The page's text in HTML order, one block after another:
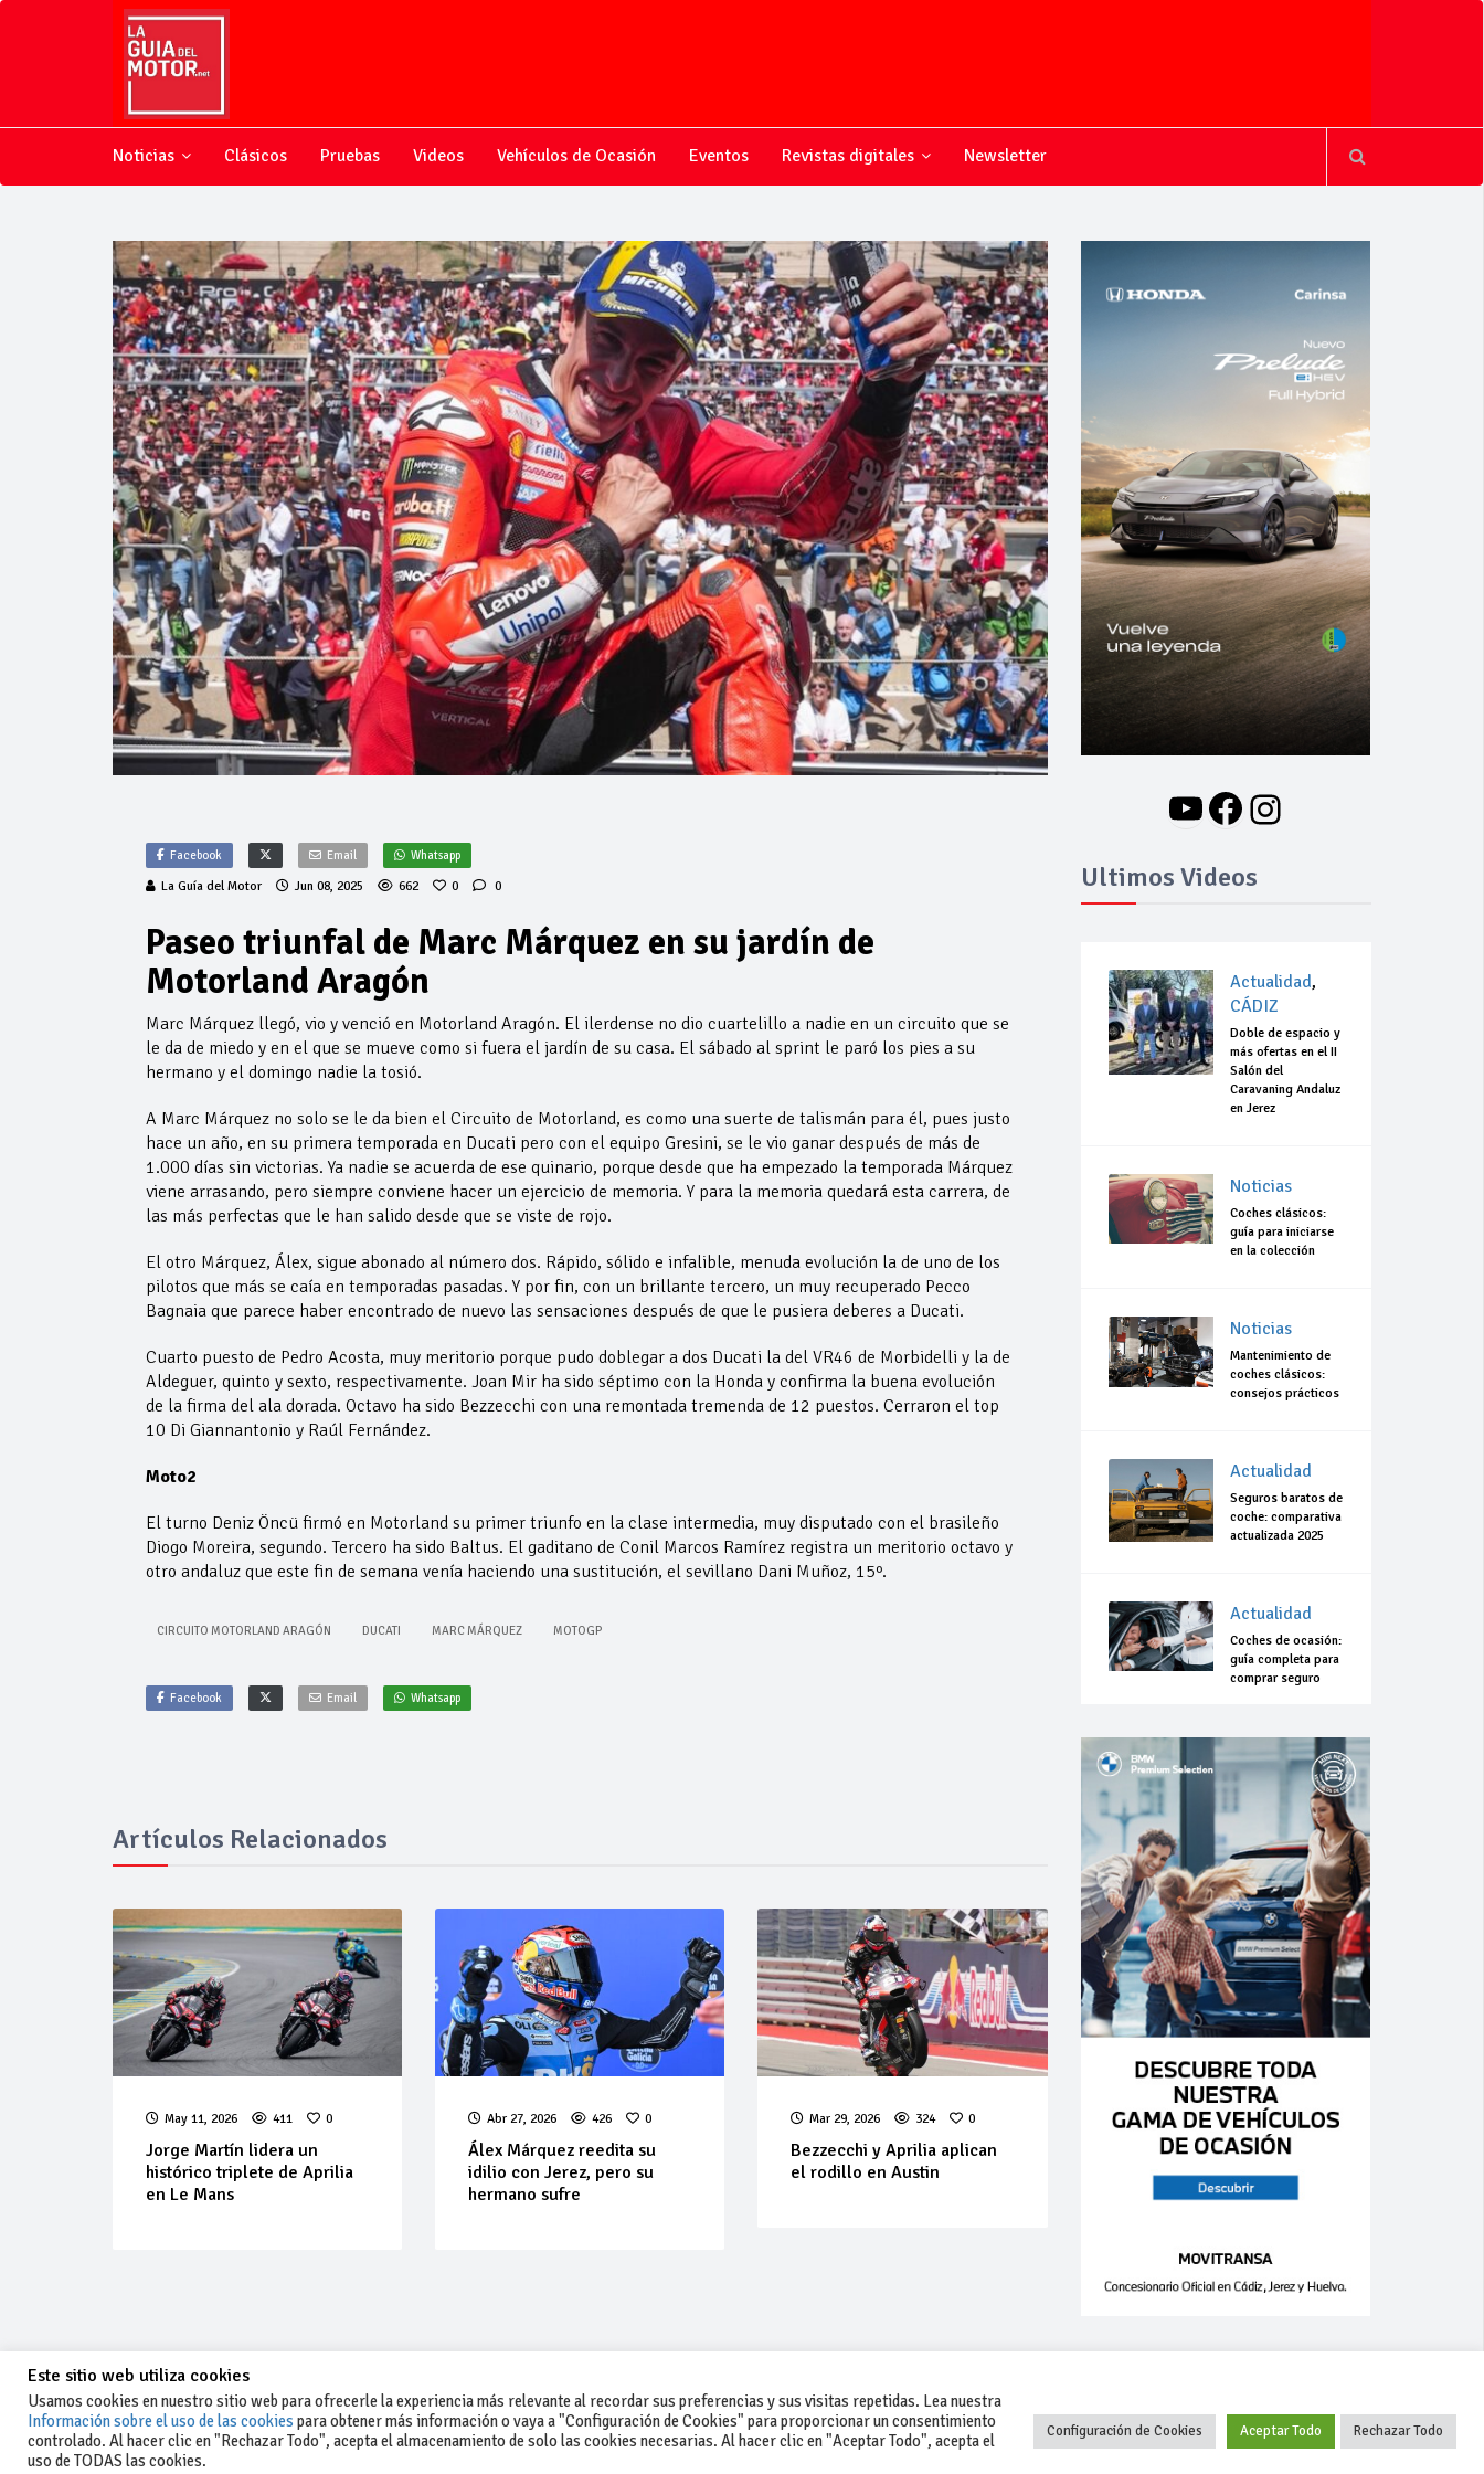
Noticias Clásicos Pruebas Videos Vehículos de Ocasión Eventos Revistas digitales Newsletter
Facebook Email Whatsapp
La Guía del Motor Jun 08, 2025 662 0 0
Paseo triunfal de Marc Márquez en su jardín de
Motorland Aragón
Marc Márquez llegó, vio y venció en Motorland Aragón. El ilerdense no dio cuartelillo a nadie en un circuito que se
le da de miedo y en el que se mueve como si fuera el jardín de su casa. El sábado al sprint le paró los pies a su
hermano y el domingo nadie la tosió.
A Marc Márquez no solo se le da bien el Circuito de Motorland, es como una suerte de talismán para él, pues justo
hace un año, en su primera temporada en Ducati pero con el equipo Gresini, se le vio ganar después de más de
1.000 días sin victorias. Ya nadie se acuerda de ese quinario, porque desde que ha empezado la temporada Márquez
viene arrasando, pero siempre conviene hacer un ejercicio de memoria. Y para la memoria quedará esta carrera, de
las más perfectas que le han salido desde que se viste de rojo.
El otro Márquez, Álex, sigue abonado al número dos. Rápido, sólido e infalible, menuda evolución la de uno de los
pilotos que más se caía en temporadas pasadas. Y por fin, con un brillante tercero, un muy recuperado Pecco
Bagnaia que parece haber encontrado de nuevo las sensaciones después de que le pusiera deberes a Ducati.
Cuarto puesto de Pedro Acosta, muy meritorio porque pudo doblegar a dos Ducati la del VR46 de Morbidelli y la de
Aldeguer, quinto y sexto, respectivamente. Joan Mir ha sido séptimo con la Honda y confirma la buena evolución
de la firma del ala dorada. Octavo ha sido Bezzecchi con una remontada tremenda de 12 puestos. Cerraron el top
10 Di Giannantonio y Raúl Fernández.
Moto2
El turno Deniz Öncü firmó en Motorland su primer triunfo en la clase intermedia, muy disputado con el brasileño
Diogo Moreira, segundo. Tercero ha sido Baltus. El gaditano de Conil Marcos Ramírez registra un meritorio octavo y
otro andaluz que este fin de semana venía haciendo una sustitución, el sevillano Dani Muñoz, 15º.
CIRCUITO MOTORLAND ARAGÓN DUCATI MARC MÁRQUEZ MOTOGP
Facebook Email Whatsapp
Artículos Relacionados
May 11, 2026 411 0
Jorge Martín lidera un
histórico triplete de Aprilia
en Le Mans
Abr 27, 2026 426 0
Álex Márquez reedita su
idilio con Jerez, pero su
hermano sufre
Mar 29, 2026 324 0
Bezzecchi y Aprilia aplican
el rodillo en Austin
YouTube
Facebook
Instagram
Ultimos Videos
Actualidad,
CÁDIZ
Doble de espacio y
más ofertas en el II
Salón del
Caravaning Andaluz
en Jerez
Noticias
Coches clásicos:
guía para iniciarse
en la colección
Noticias
Mantenimiento de
coches clásicos:
consejos prácticos
Actualidad
Seguros baratos de
coche: comparativa
actualizada 2025
Actualidad
Coches de ocasión:
guía completa para
comprar seguro
-Aviso legal y condiciones generales
-Contacto
+34 627 35 00 36
Este sitio web utiliza cookies
Usamos cookies en nuestro sitio web para ofrecerle la experiencia más relevante al recordar sus preferencias y sus visitas repetidas. Lea nuestra
Información sobre el uso de las cookies para obtener más información o vaya a "Configuración de Cookies" para proporcionar un consentimiento
controlado. Al hacer clic en "Rechazar Todo", acepta el almacenamiento de solo las cookies necesarias. Al hacer clic en "Aceptar Todo", acepta el
uso de TODAS las cookies.
Configuración de Cookies Aceptar Todo Rechazar Todo